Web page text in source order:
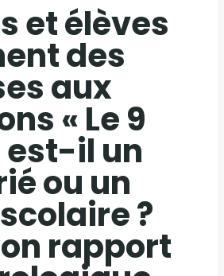
et élèves
des
aux
« Le 9
il un
ou un
?
rapport